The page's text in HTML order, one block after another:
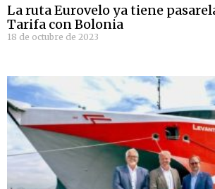
La ruta Eurovelo ya tiene
Tarifa con Bolonia
18 de octubre de 2023